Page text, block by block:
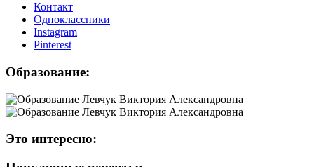
Контакт
Одноклассники
Instagram
Рinterest
Образование:
Это интересно: